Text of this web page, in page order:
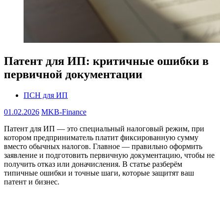
Патент для ИП: критичные ошибки в
первичной документации
ПСН для ИП
01.02.2026 MKB-Finance
Патент для ИП — это специальный налоговый режим, при
котором предприниматель платит фиксированную сумму
вместо обычных налогов. Главное — правильно оформить
заявление и подготовить первичную документацию, чтобы не
получить отказ или доначисления. В статье разберём
типичные ошибки и точные шаги, которые защитят ваш
патент и бизнес.